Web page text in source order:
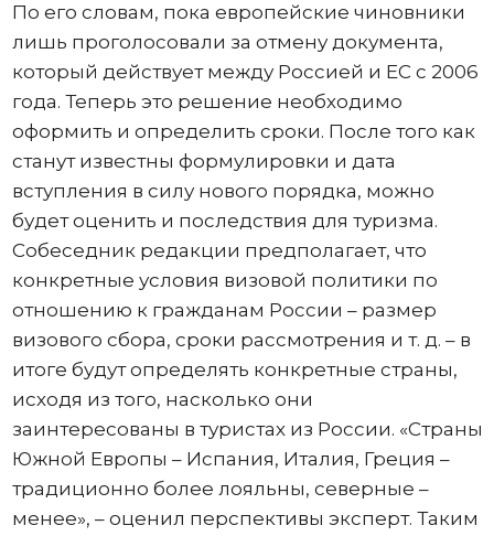
По его словам, пока европейские чиновники
лишь проголосовали за отмену документа,
который действует между Россией и ЕС с 2006
года. Теперь это решение необходимо
оформить и определить сроки. После того как
станут известны формулировки и дата
вступления в силу нового порядка, можно
будет оценить и последствия для туризма.
Собеседник редакции предполагает, что
конкретные условия визовой политики по
отношению к гражданам России – размер
визового сбора, сроки рассмотрения и т. д. – в
итоге будут определять конкретные страны,
исходя из того, насколько они
заинтересованы в туристах из России. «Страны
Южной Европы – Испания, Италия, Греция –
традиционно более лояльны, северные –
менее», – оценил перспективы эксперт. Таким